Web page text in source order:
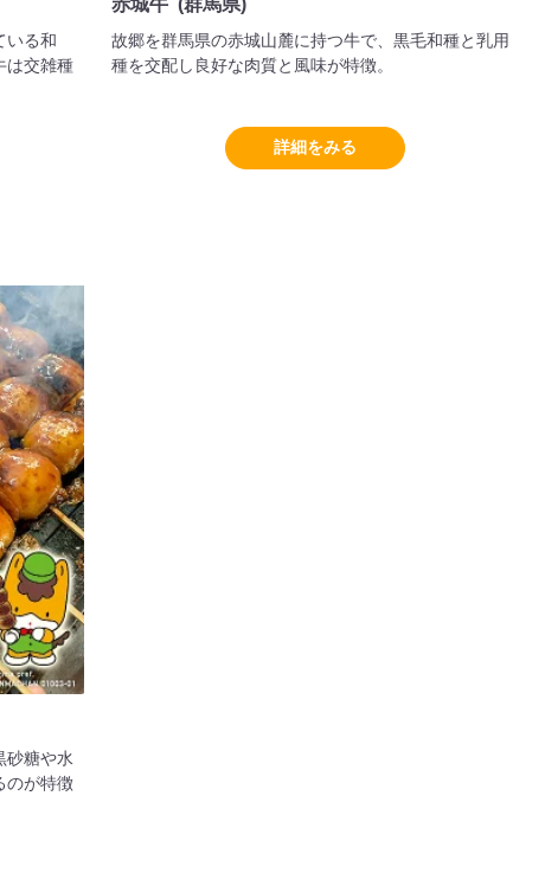
いる和
は交雑種
赤城牛 (群馬県)
故郷を群馬県の赤城山麓に持つ牛で、黒毛和種と乳用
種を交配し良好な肉質と風味が特徴。
詳細をみる
砂糖や水
のが特徴